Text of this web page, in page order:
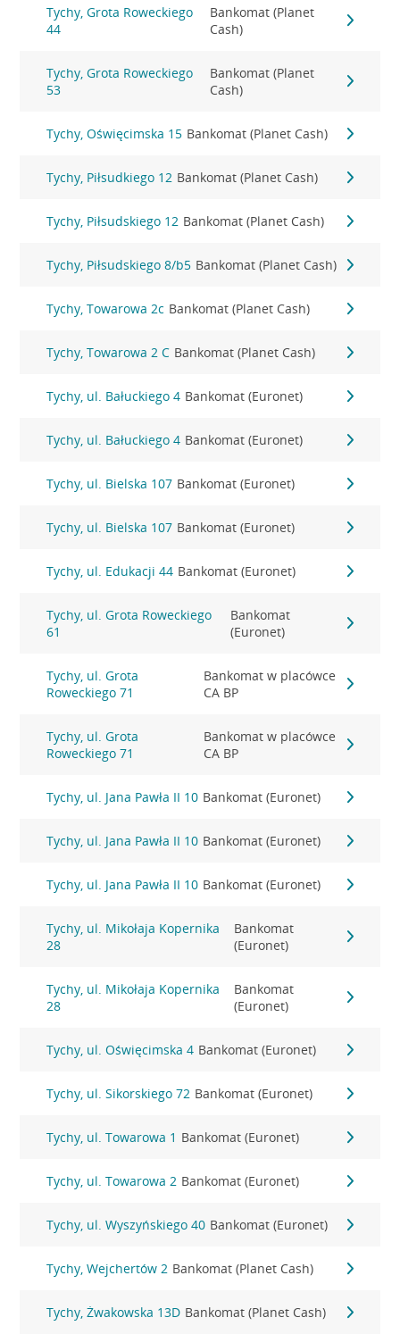
Tychy, Grota Roweckiego
44
Bankomat (Planet
Cash)
Tychy, Grota Roweckiego
53
Bankomat (Planet
Cash)
Tychy, Oświęcimska 15 Bankomat (Planet Cash)
Tychy, Piłsudkiego 12 Bankomat (Planet Cash)
Tychy, Piłsudskiego 12 Bankomat (Planet Cash)
Tychy, Piłsudskiego 8/b5 Bankomat (Planet Cash)
Tychy, Towarowa 2c Bankomat (Planet Cash)
Tychy, Towarowa 2 C Bankomat (Planet Cash)
Tychy, ul. Bałuckiego 4 Bankomat (Euronet)
Tychy, ul. Bałuckiego 4 Bankomat (Euronet)
Tychy, ul. Bielska 107 Bankomat (Euronet)
Tychy, ul. Bielska 107 Bankomat (Euronet)
Tychy, ul. Edukacji 44 Bankomat (Euronet)
Tychy, ul. Grota Roweckiego
61
Bankomat
(Euronet)
Tychy, ul. Grota
Roweckiego 71
Bankomat w placówce
CA BP
Tychy, ul. Grota
Roweckiego 71
Bankomat w placówce
CA BP
Tychy, ul. Jana Pawła II 10 Bankomat (Euronet)
Tychy, ul. Jana Pawła II 10 Bankomat (Euronet)
Tychy, ul. Jana Pawła II 10 Bankomat (Euronet)
Tychy, ul. Mikołaja Kopernika
28
Bankomat
(Euronet)
Tychy, ul. Mikołaja Kopernika
28
Bankomat
(Euronet)
Tychy, ul. Oświęcimska 4 Bankomat (Euronet)
Tychy, ul. Sikorskiego 72 Bankomat (Euronet)
Tychy, ul. Towarowa 1 Bankomat (Euronet)
Tychy, ul. Towarowa 2 Bankomat (Euronet)
Tychy, ul. Wyszyńskiego 40 Bankomat (Euronet)
Tychy, Wejchertów 2 Bankomat (Planet Cash)
Tychy, Żwakowska 13D Bankomat (Planet Cash)